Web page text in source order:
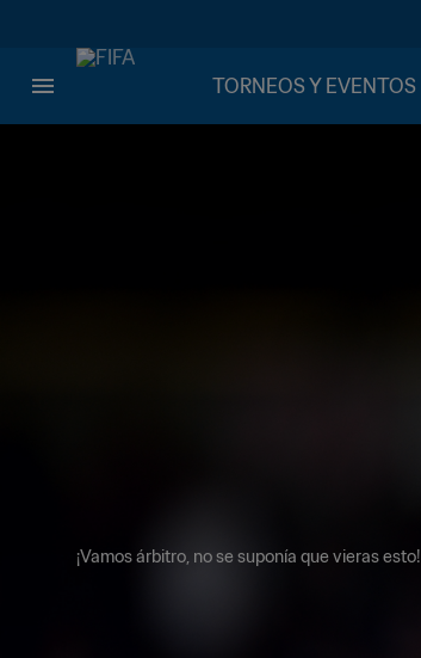
TORNEOS Y EVENTOS
¡Vamos árbitro, no se suponía que vieras esto!